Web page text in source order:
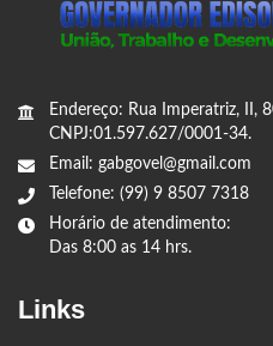
Endereço: Rua Imperatriz, II,
CNPJ:01.597.627/0001-34.
Email: gabgovel@gmail.com
Telefone: (99) 9 8507 7318
Horário de atendimento:
Das 8:00 as 14 hrs.
Links